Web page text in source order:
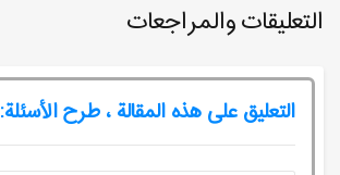
التعليقات والمراجعات
التعليق على هذه المقالة ، طرح الأسئلة: